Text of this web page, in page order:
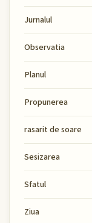
Jurnalul
Observatia
Planul
Propunerea
rasarit de soare
Sesizarea
Sfatul
Ziua